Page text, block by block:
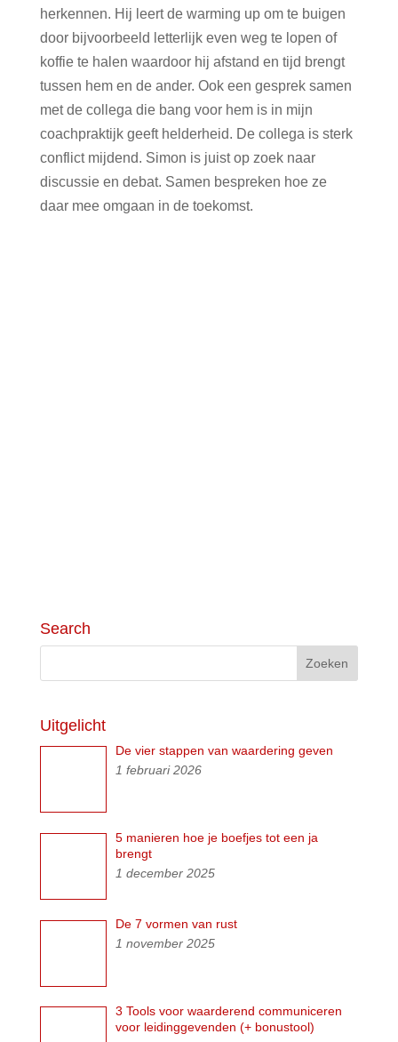
herkennen. Hij leert de warming up om te buigen
door bijvoorbeeld letterlijk even weg te lopen of
koffie te halen waardoor hij afstand en tijd brengt
tussen hem en de ander. Ook een gesprek samen
met de collega die bang voor hem is in mijn
coachpraktijk geeft helderheid. De collega is sterk
conflict mijdend. Simon is juist op zoek naar
discussie en debat. Samen bespreken hoe ze
daar mee omgaan in de toekomst.
Search
Uitgelicht
De vier stappen van waardering geven
1 februari 2026
5 manieren hoe je boefjes tot een ja
brengt
1 december 2025
De 7 vormen van rust
1 november 2025
3 Tools voor waarderend communiceren
voor leidinggevenden (+ bonustool)